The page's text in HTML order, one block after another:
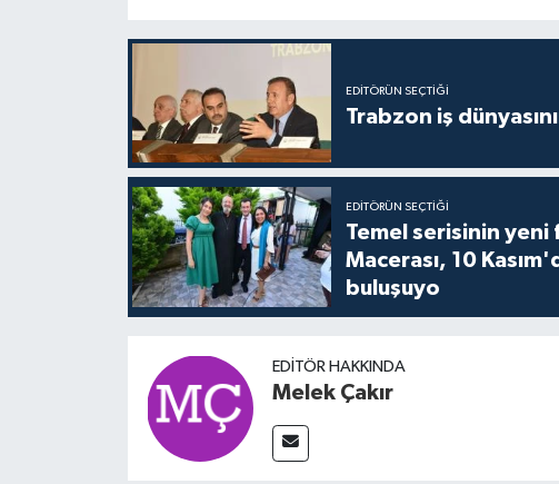
EDITÖRÜN SEÇTIĞI
Trabzon iş
EDITÖRÜN SEÇTIĞI
Temel serisinin yeni
Macerası, 10
buluşuyo
EDITÖR HAKKINDA
Melek Çakır